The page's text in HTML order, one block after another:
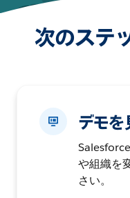
次のステ
デモを
や組織を
さい。